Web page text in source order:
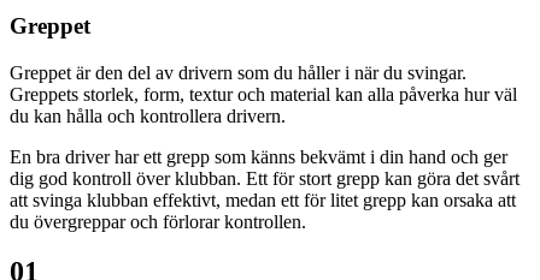
Greppet
Greppet är den del av drivern som du håller i när du svingar.
Greppets storlek, form, textur och material kan alla påverka hur väl
du kan hålla och kontrollera drivern.
En bra driver har ett grepp som känns bekvämt i din hand och ger
dig god kontroll över klubban. Ett för stort grepp kan göra det svårt
att svinga klubban effektivt, medan ett för litet grepp kan orsaka att
du övergreppar och förlorar kontrollen.
01